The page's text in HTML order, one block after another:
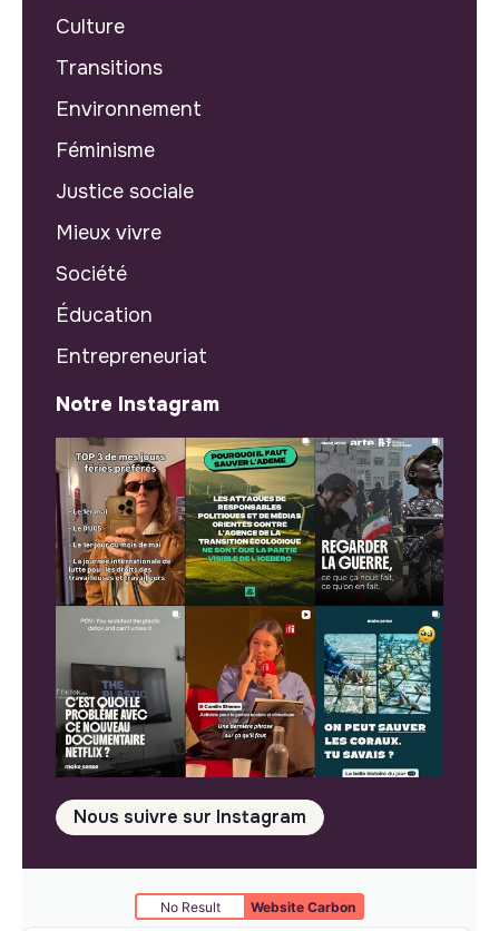
Culture
Transitions
Environnement
Féminisme
Justice sociale
Mieux vivre
Société
Éducation
Entrepreneuriat
Notre Instagram
Nous suivre sur Instagram
No Result Website Carbon